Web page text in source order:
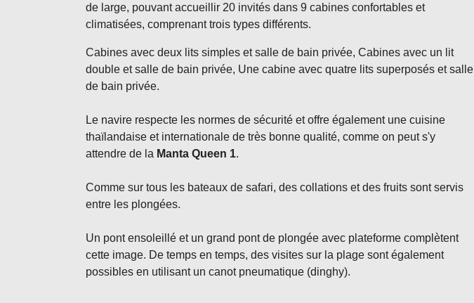
de large, pouvant accueillir 20 invités dans 9 cabines confortables et
climatisées, comprenant trois types différents.
Cabines avec deux lits simples et salle de bain privée, Cabines avec un lit
double et salle de bain privée, Une cabine avec quatre lits superposés et salle
de bain privée.
Le navire respecte les normes de sécurité et offre également une cuisine
thaïlandaise et internationale de très bonne qualité, comme on peut s'y
attendre de la Manta Queen 1.
Comme sur tous les bateaux de safari, des collations et des fruits sont servis
entre les plongées.
Un pont ensoleillé et un grand pont de plongée avec plateforme complètent
cette image. De temps en temps, des visites sur la plage sont également
possibles en utilisant un canot pneumatique (dinghy).